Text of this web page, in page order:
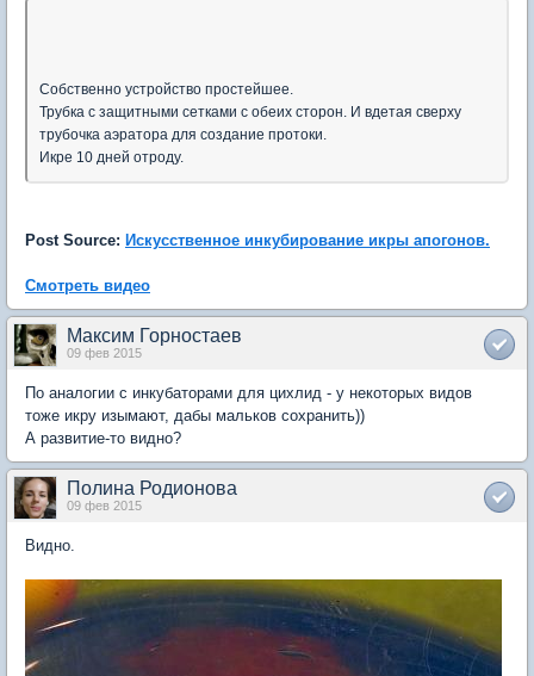
Собственно устройство простейшее.
Трубка с защитными сетками с обеих сторон. И вдетая сверху
трубочка аэратора для создание протоки.
Икре 10 дней отроду.
Post Source: Искусственное инкубирование икры апогонов.
Смотреть видео
Максим Горностаев
09 фев 2015
По аналогии с инкубаторами для цихлид - у некоторых видов
тоже икру изымают, дабы мальков сохранить))
А развитие-то видно?
Полина Родионова
09 фев 2015
Видно.